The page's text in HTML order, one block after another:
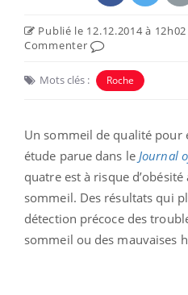
Publié le 12.12.2014 à 12h02
Commenter
Mots clés : Roche
Un sommeil de qualité pour
étude parue dans le Journal
quatre est à risque
sommeil. Des résultats qui
détection précoce des
sommeil ou des mauvaises